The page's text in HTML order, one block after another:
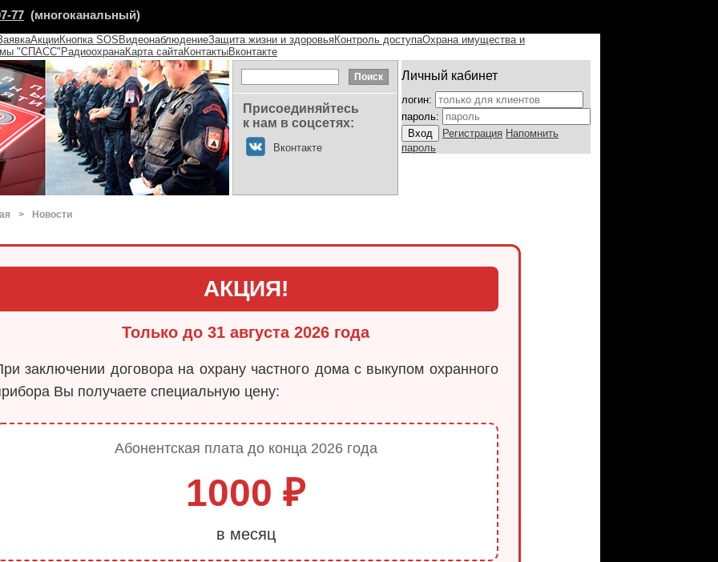
77 (многоканальный)
АкцииКнопка SOS ВидеонаблюдениеЗащита жизни и здоровьяКонтроль доступаОхрана имущества и
"СПАСС" РадиоохранаКарта сайтаКонтактыВконтакте
Присоединяйтесь
к нам в соцсетях:
Вконтакте
Личный кабинет
логин:
пароль:
Регистрация Напомнить
пароль
> Новости
АКЦИЯ!
Только до 31 августа 2026 года
заключении договора на охрану частного дома с выкупом охранного
Вы получаете специальную цену:
Абонентская плата до конца 2026 года
1000 ₽
в месяц